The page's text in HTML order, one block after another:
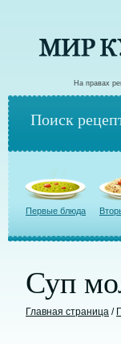
На правах
Поиск
Первые блюда
Суп
Главная страница /